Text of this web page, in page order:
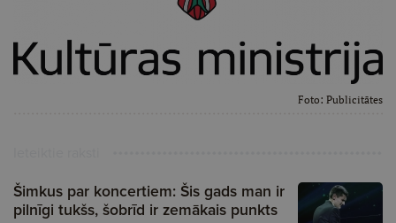
Foto: Publicitātes
Šimkus par koncertiem: Šis gads man ir
pilnīgi tukšs, šobrīd ir zemākais punkts